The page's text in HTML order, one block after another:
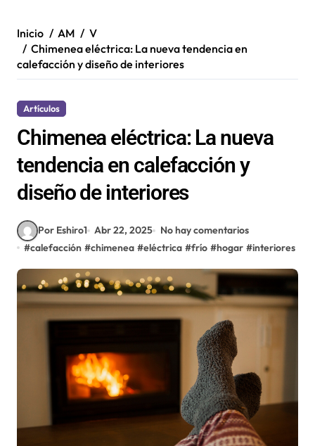
Inicio AM
V
Chimenea eléctrica: La nueva tendencia en
calefacción y diseño de interiores
Artículos
Chimenea eléctrica: La nueva
tendencia en calefacción y
diseño de interiores
Por Eshiro1 Abr 22, 2025
No hay comentarios
#calefacción #chimenea #eléctrica #frío #hogar #interiores